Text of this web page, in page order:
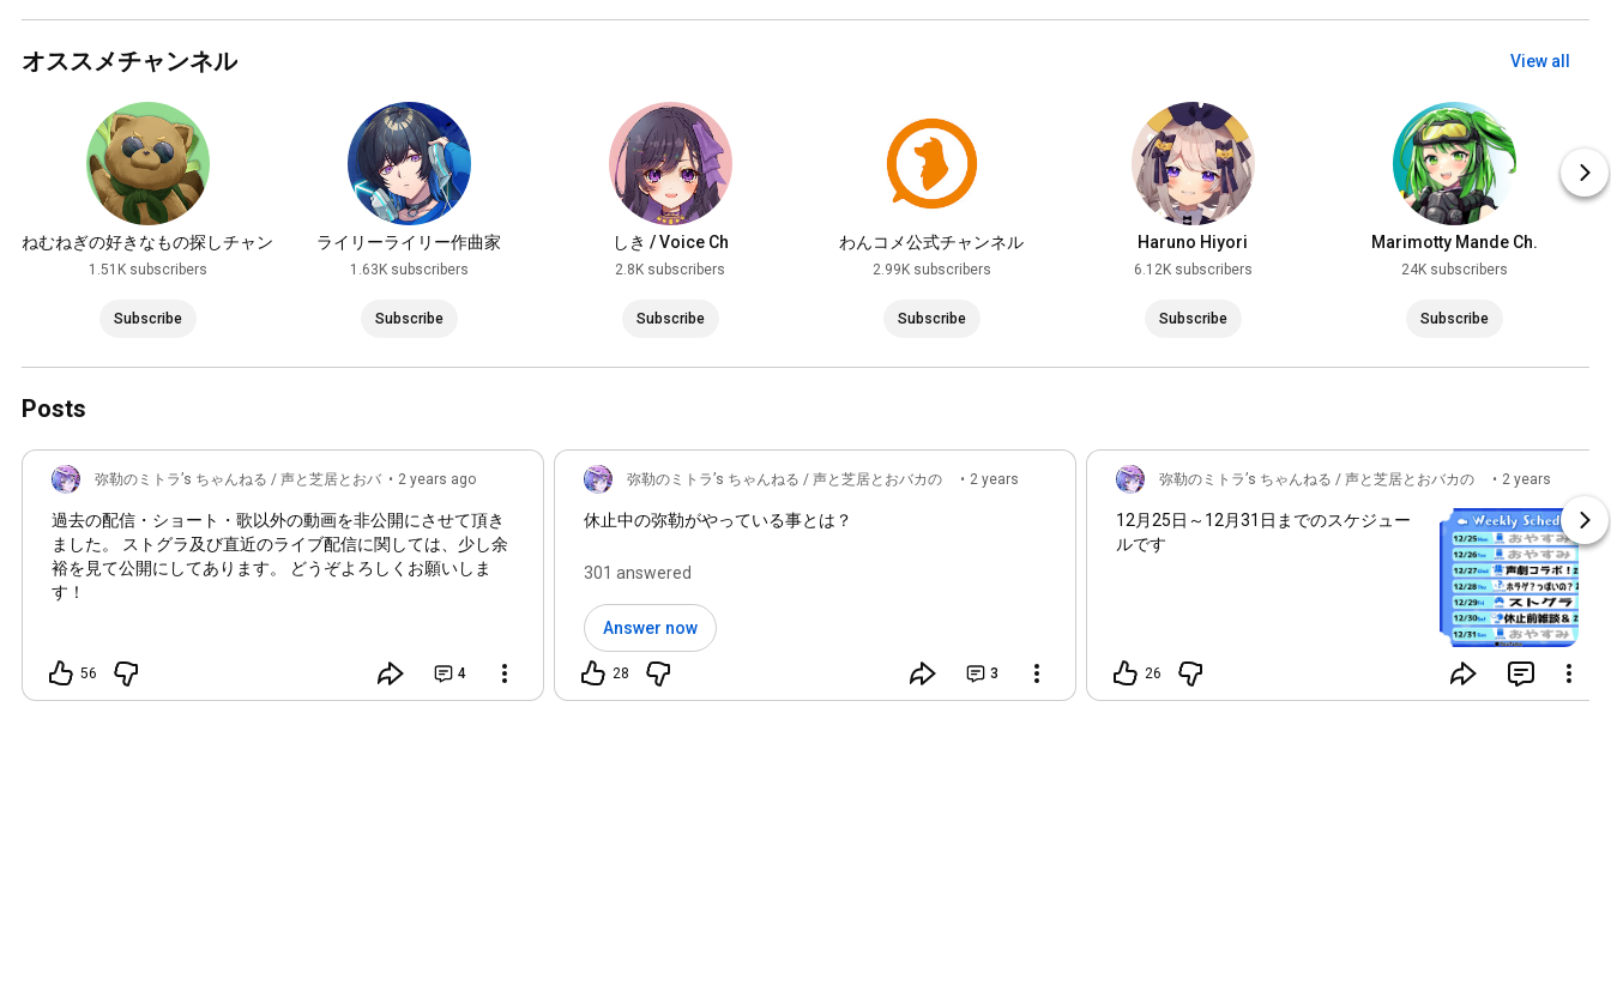
オススメチャンネル View all
ねむねぎの好きなもの探しチャン
1.51K subscribers
Subscribe
ライリーライリー作曲家
1.63K subscribers
Subscribe
しき / Voice Ch
2.8K subscribers
Subscribe
わんコメ公式チャンネル
2.99K subscribers
Subscribe
Haruno Hiyori
6.12K subscribers
Subscribe
Marimotty Mande Ch.
24K subscribers
Subscribe
Posts
弥勒のミトラ’s ちゃんねる / 声と芝居とおバ • 2 years ago
過去の配信・ショート・歌以外の動画を非公開にさせて頂き
ました。 ストグラ及び直近のライブ配信に関しては、少し余
裕を見て公開にしてあります。 どうぞよろしくお願いしま
す！
56 4
弥勒のミトラ’s ちゃんねる / 声と芝居とおバカの
• 2 years
休止中の弥勒がやっている事とは？
301 answered
Answer now
28 3
弥勒のミトラ’s ちゃんねる / 声と芝居とおバカの
• 2 years
12月25日～12月31日までのスケジュー
ルです
26